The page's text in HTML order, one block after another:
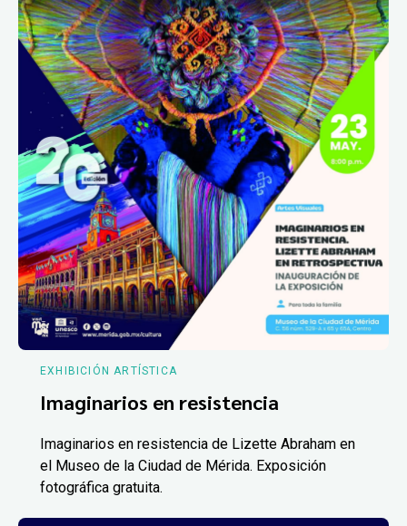
EXHIBICIÓN ARTÍSTICA
Imaginarios en resistencia
Imaginarios en resistencia de Lizette Abraham en
el Museo de la Ciudad de Mérida. Exposición
fotográfica gratuita.